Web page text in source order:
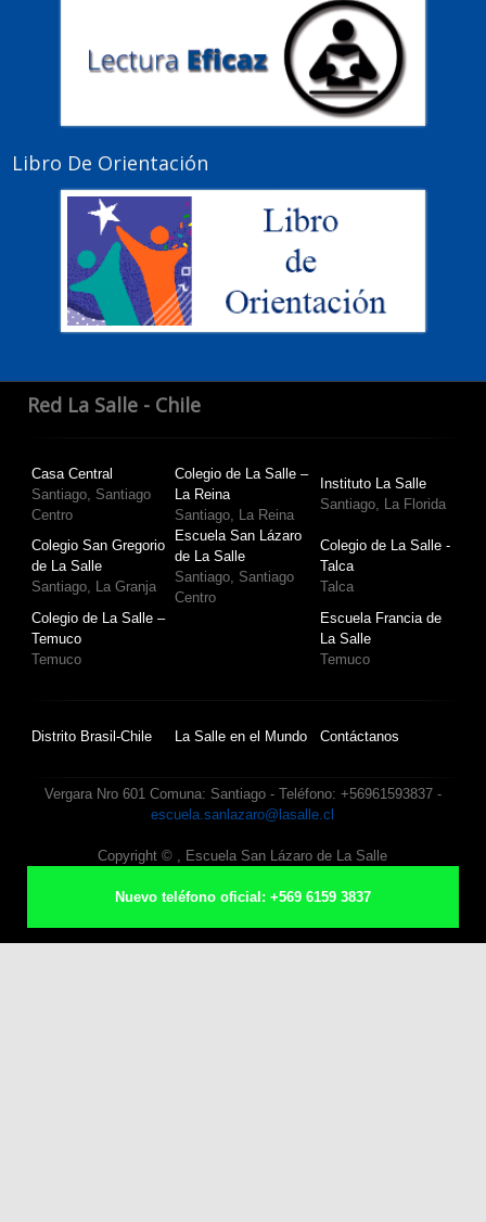
Libro De Orientación
Red La Salle - Chile
Casa Central
Santiago, Santiago
Centro
Colegio de La Salle –
La Reina
Santiago, La Reina
Instituto La Salle
Santiago, La Florida
Colegio San Gregorio
de La Salle
Santiago, La Granja
Escuela San Lázaro
de La Salle
Santiago, Santiago
Centro
Colegio de La Salle -
Talca
Talca
Colegio de La Salle –
Temuco
Temuco
Escuela Francia de
La Salle
Temuco
Distrito Brasil-Chile La Salle en el Mundo Contáctanos
Vergara Nro 601 Comuna: Santiago - Teléfono: +56961593837 -
escuela.sanlazaro@lasalle.cl
Copyright © , Escuela San Lázaro de La Salle
Nuevo teléfono oficial: +569 6159 3837